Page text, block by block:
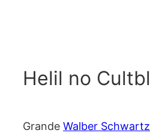
Helil no
Grande Walber Schwartz